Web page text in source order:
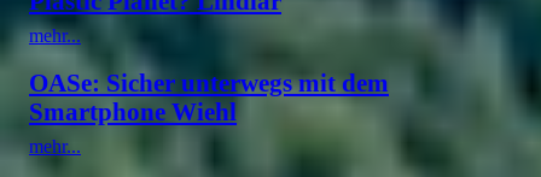
mehr...
OASe: Sicher unterwegs mit dem
Smartphone Wiehl
mehr...